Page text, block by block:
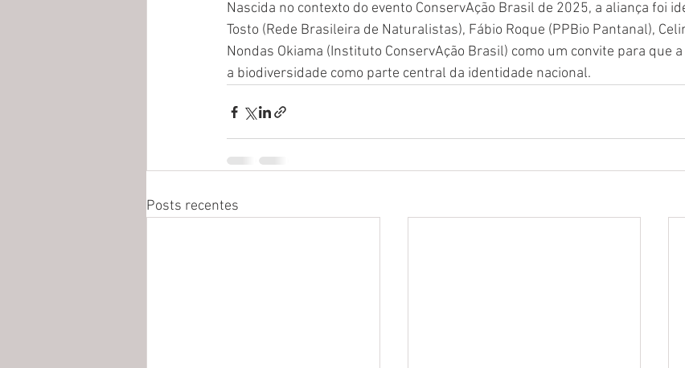
Nascida no contexto do evento ConservAção Brasil de 2025, a aliança foi
Tosto (Rede Brasileira de Naturalistas), Fábio Roque (PPBio Pantanal),
Nondas Okiama (Instituto ConservAção Brasil) como um convite para que
a biodiversidade como parte central da identidade nacional.
Posts recentes